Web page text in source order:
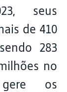
seus
de 410
283
no
os